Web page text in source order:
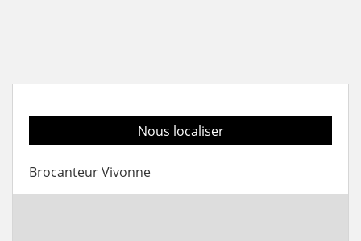
Nous localiser
Brocanteur Vivonne